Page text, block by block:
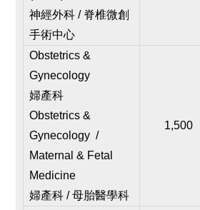
神經外科 / 脊椎微創
手術中心
Obstetrics &
Gynecology
婦產科
Obstetrics &
Gynecology /
Maternal & Fetal
Medicine
婦產科 / 母胎醫學科
1,500